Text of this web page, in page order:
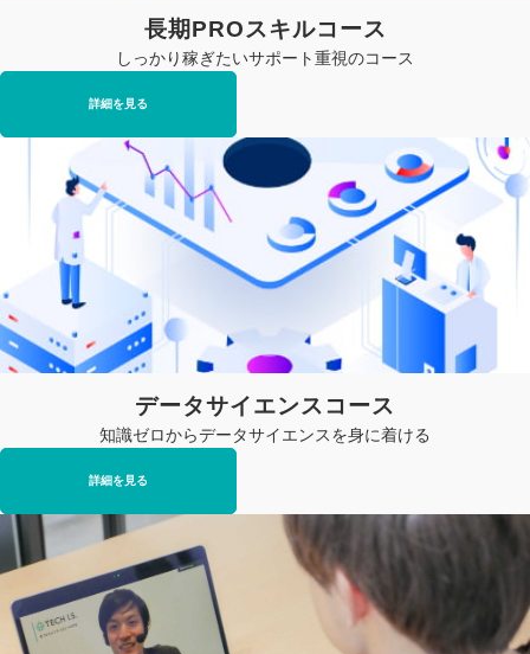
長期PROスキルコース
しっかり稼ぎたいサポート重視のコース
詳細を見る
データサイエンスコース
知識ゼロからデータサイエンスを身に着ける
詳細を見る